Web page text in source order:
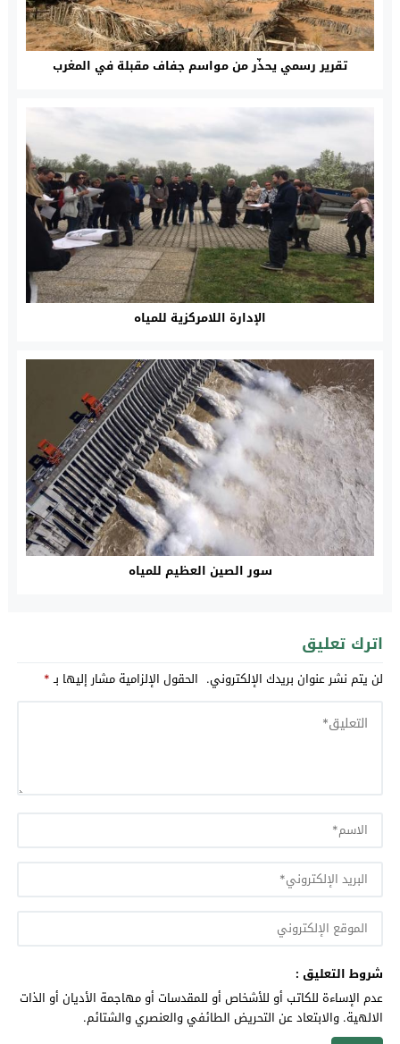
تقرير رسمي يحذّر من مواسم جفاف مقبلة في المغرب
الإدارة اللامركزية للمياه
سور الصين العظيم للمياه
اترك تعليق
لن يتم نشر عنوان بريدك الإلكتروني. الحقول الإلزامية مشار إليها بـ*
شروط التعليق :
عدم الإساءة للكاتب أو للأشخاص أو للمقدسات أو مهاجمة الأديان أو الذات
الالهية. والابتعاد عن التحريض الطائفي والعنصري والشتائم.